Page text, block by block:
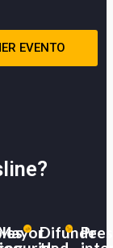
EVENTO
Difunde